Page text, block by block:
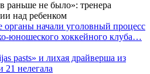
органы начали уголовный процесс
юношеского хоккейного клуба…
pasts» и лихая драйверша из
21 нелегала